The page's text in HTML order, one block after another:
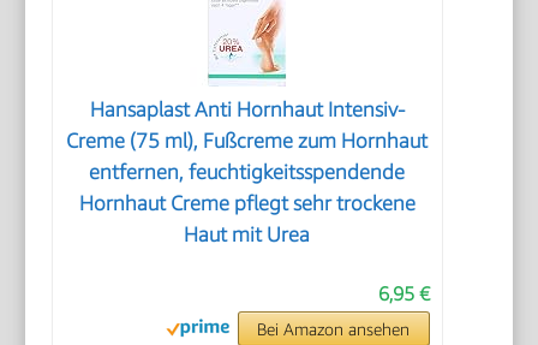
Hansaplast Anti Hornhaut Intensiv-
Creme (75 ml), Fußcreme zum Hornhaut
entfernen, feuchtigkeitsspendende
Hornhaut Creme pflegt sehr trockene
Haut mit Urea
6,95 €
Bei Amazon ansehen